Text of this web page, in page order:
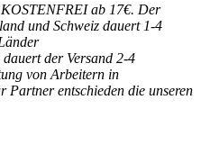
ab 17€. Der
und Schweiz dauert 1-4
der Versand 2-4
von Arbeitern in
Partner entschieden die unseren